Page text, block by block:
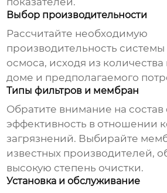
Выбор производительности
Рассчитайте необходимую
производительность системы
осмоса, исходя из
доме и предполагаемого
Типы фильтров и мембран
Обратите внимание на состав
эффективность в отношении
загрязнений. Выбирайте
известных производителей,
высокую степень очистки.
Установка и обслуживание